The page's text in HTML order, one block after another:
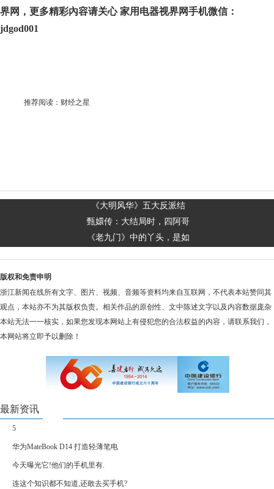
界网，更多精彩內容请关心 家用电器视界网手机微信：
jdgod001
推荐阅读： 财经之星
​《大明风华》五大反派结
甄嬛传：大结局时，四阿哥
《老九门》中的丫头，是如
版权和免责申明
浙江新闻在线所有文字、图片、视频、音频等资料均来自互联网，不代表本站赞同其
观点，本站亦不为其版权负责。相关作品的原创性、文中陈述文字以及内容数据庞杂
本站无法一一核实，如果您发现本网站上有侵犯您的合法权益的内容，请联系我们，
本网站将立即予以删除！
最新资讯
5
华为MateBook D14 打造轻薄笔电
今天曝光它!他们的手机里有.
连这个知识都不知道,还敢去买手机?